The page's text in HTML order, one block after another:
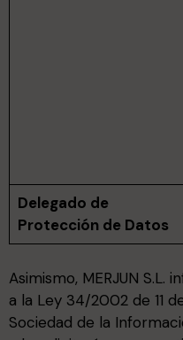
Delegado de
Protección de Datos
Asimismo, MERJUN
a la Ley 34/2002 de 11
Sociedad de la